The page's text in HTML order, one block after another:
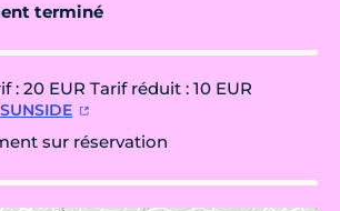
terminé
: 20 EUR Tarif réduit : 10 EUR
sur réservation